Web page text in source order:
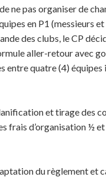
ne pas organiser de
en P1 (messieurs et
des clubs, le CP
aller-retour avec
entre quatre (4)
et tirage des
frais d’organisation ½
du règlement et